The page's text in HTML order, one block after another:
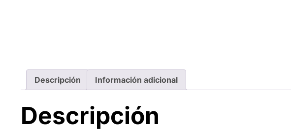
Descripción Información adicional
Descripción